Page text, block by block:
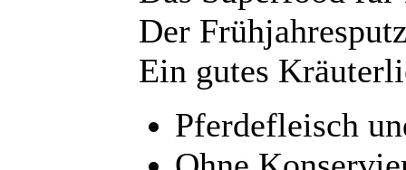
Der
Ein gutes
Pferdefleisch